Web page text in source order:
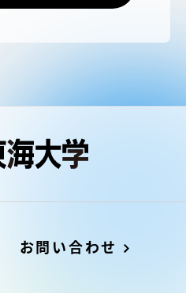
お問い合わせ